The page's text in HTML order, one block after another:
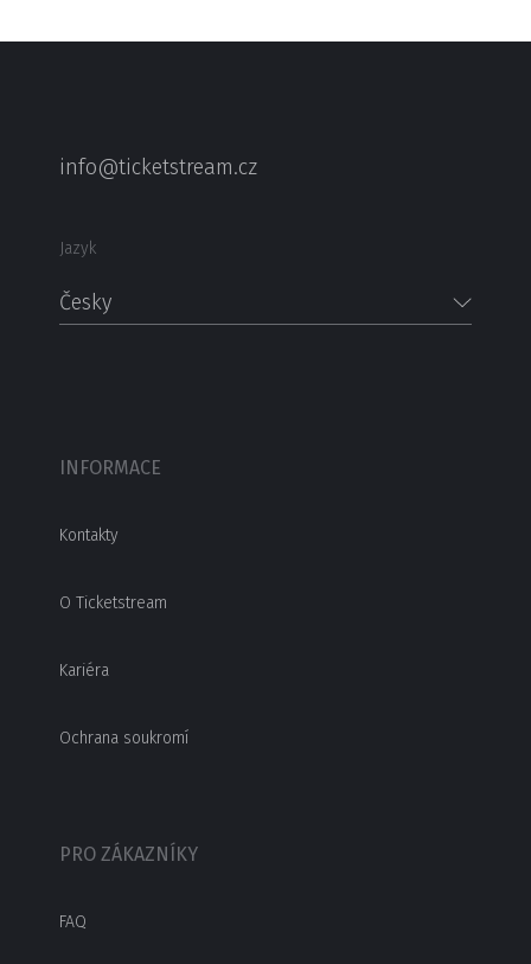
info@ticketstream.cz
Jazyk
Česky
INFORMACE
Kontakty
O Ticketstream
Kariéra
Ochrana soukromí
PRO ZÁKAZNÍKY
FAQ